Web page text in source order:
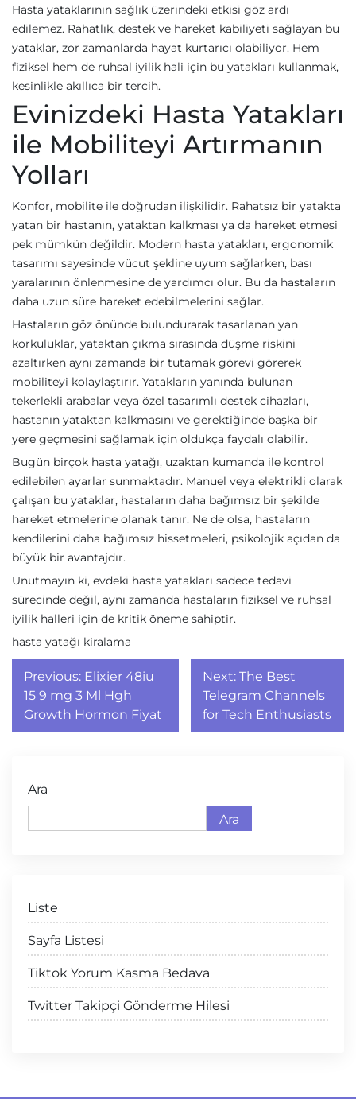
Hasta yataklarının sağlık üzerindeki etkisi göz ardı
edilemez. Rahatlık, destek ve hareket kabiliyeti sağlayan bu
yataklar, zor zamanlarda hayat kurtarıcı olabiliyor. Hem
fiziksel hem de ruhsal iyilik hali için bu yatakları kullanmak,
kesinlikle akıllıca bir tercih.
Evinizdeki Hasta Yatakları
ile Mobiliteyi Artırmanın
Yolları
Konfor, mobilite ile doğrudan ilişkilidir. Rahatsız bir yatakta
yatan bir hastanın, yataktan kalkması ya da hareket etmesi
pek mümkün değildir. Modern hasta yatakları, ergonomik
tasarımı sayesinde vücut şekline uyum sağlarken, bası
yaralarının önlenmesine de yardımcı olur. Bu da hastaların
daha uzun süre hareket edebilmelerini sağlar.
Hastaların göz önünde bulundurarak tasarlanan yan
korkuluklar, yataktan çıkma sırasında düşme riskini
azaltırken aynı zamanda bir tutamak görevi görerek
mobiliteyi kolaylaştırır. Yatakların yanında bulunan
tekerlekli arabalar veya özel tasarımlı destek cihazları,
hastanın yataktan kalkmasını ve gerektiğinde başka bir
yere geçmesini sağlamak için oldukça faydalı olabilir.
Bugün birçok hasta yatağı, uzaktan kumanda ile kontrol
edilebilen ayarlar sunmaktadır. Manuel veya elektrikli olarak
çalışan bu yataklar, hastaların daha bağımsız bir şekilde
hareket etmelerine olanak tanır. Ne de olsa, hastaların
kendilerini daha bağımsız hissetmeleri, psikolojik açıdan da
büyük bir avantajdır.
Unutmayın ki, evdeki hasta yatakları sadece tedavi
sürecinde değil, aynı zamanda hastaların fiziksel ve ruhsal
iyilik halleri için de kritik öneme sahiptir.
hasta yatağı kiralama
Yazı
gezinmesi
Previous: Elixier 48iu
15 9 mg 3 Ml Hgh
Growth Hormon Fiyat
Next: The Best
Telegram Channels
for Tech Enthusiasts
Ara
Ara
Liste
Sayfa Listesi
Tiktok Yorum Kasma Bedava
Twitter Takipçi Gönderme Hilesi